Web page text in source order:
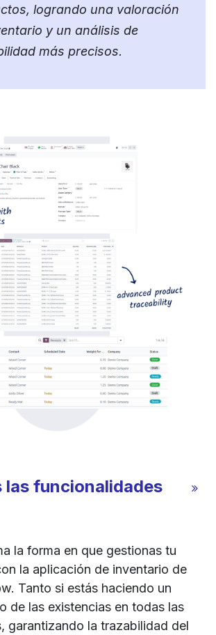
logrando una valoración
y un análisis de
más precisos.
las funcionalidades
la forma en que gestionas tu
la aplicación de inventario de
Tanto si estás haciendo un
de las existencias en todas las
garantizando la trazabilidad del